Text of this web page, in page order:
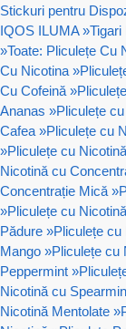
Stickuri pentru
IQOS ILUMA »Tigari
»Toate: Pliculețe Cu
Cu Nicotina »
Cu Cofeină »
Ananas »Pliculețe
Cafea »Pliculețe cu
»Pliculețe cu
Nicotină cu
Concentrație Mică »
»Pliculețe cu
Pădure »Pliculețe
Mango »Pliculețe cu
Peppermint »
Nicotină cu
Nicotină Mentolate »